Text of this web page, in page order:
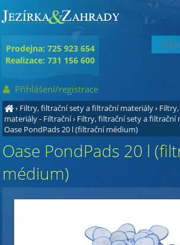
› Filtry, filtrační sety a filtrační materiály›
materiály - Filtrační› Filtry, filtrační sety a filtrační
Oase PondPads 20 l (filtrační médium)
Oase PondPads 20 l
médium)
Prodejna: 725 923 654
Realizace: 731 156 600
Přihlášení/registrace